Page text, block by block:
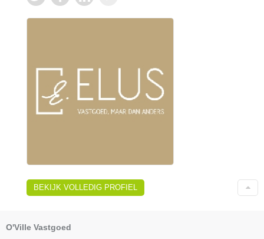
BEKIJK VOLLEDIG PROFIEL
O'Ville Vastgoed